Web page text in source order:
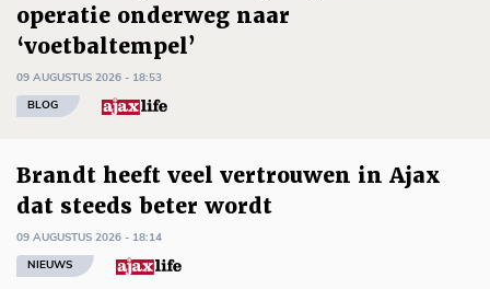
operatie onderweg naar
‘voetbaltempel’
09 AUGUSTUS 2026 - 18:53
BLOG
Brandt heeft veel vertrouwen in Ajax
dat steeds beter wordt
09 AUGUSTUS 2026 - 18:14
NIEUWS